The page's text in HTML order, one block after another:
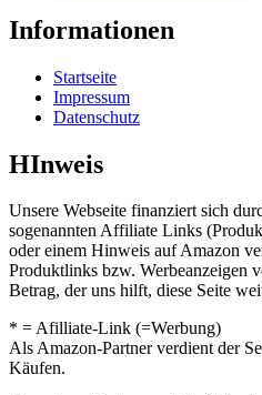
Informationen
Startseite
Impressum
Datenschutz
HInweis
Unsere Webseite finanziert sich
sogenannten Affiliate Links
oder einem Hinweis auf Amazon
Produktlinks bzw. Werbeanzeigen
Betrag, der uns hilft, diese Seite
* = Afilliate-Link (=Werbung)
Als Amazon-Partner verdient der
Käufen.